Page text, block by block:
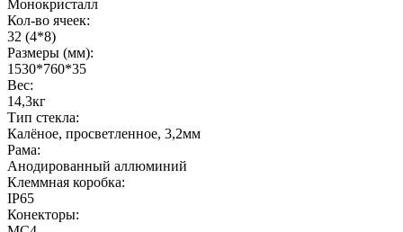
Монокристалл
Кол-во ячеек:
32 (4*8)
Размеры (мм):
1530*760*35
Вес:
14,3кг
Тип стекла:
Калёное, просветленное, 3,2мм
Рама:
Анодированный аллюминий
Клеммная коробка:
IP65
Конекторы: